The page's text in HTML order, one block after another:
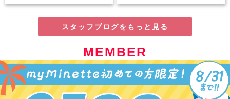
スタッフブログをもっと見る
MEMBER